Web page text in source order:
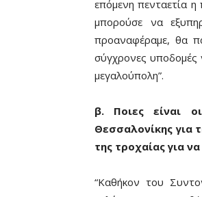
επόμενη πενταετία η
μπορούσε να
προαναφέραμε, θα
σύγχρονες υποδομές
μεγαλούπολη”.
β. Ποιες είναι
Θεσσαλονίκης για
της τροχαίας για
“Καθήκον του